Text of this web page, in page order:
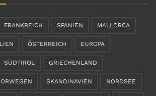
FRANKREICH SPANIEN MALLORCA
ÖSTERREICH EUROPA
SÜDTIROL GRIECHENLAND
SKANDINAVIEN NORDSEE